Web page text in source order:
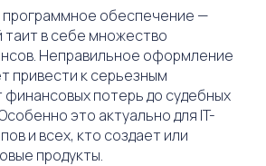
программное обеспечение —
таит в себе множество
Неправильное оформление
привести к серьезным
потерь до судебных
это актуально для IT-
и всех, кто создает или
продукты.